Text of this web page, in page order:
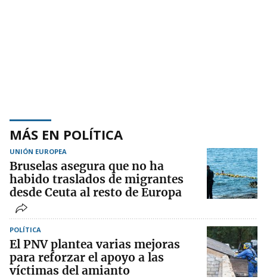
MÁS EN POLÍTICA
UNIÓN EUROPEA
Bruselas asegura que no ha
habido traslados de migrantes
desde Ceuta al resto de Europa
POLÍTICA
El PNV plantea varias mejoras
para reforzar el apoyo a las
víctimas del amianto